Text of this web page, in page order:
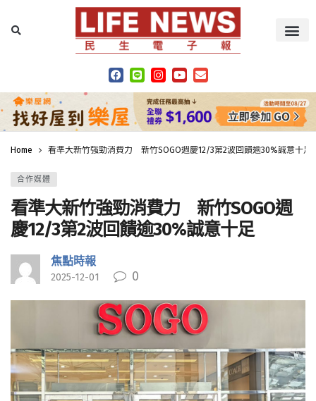
Home 看準大新竹強勁消費力 新竹SOGO週慶12/3第2波回饋逾30%誠意十足
合作媒體
看準大新竹強勁消費力 新竹SOGO週
慶12/3第2波回饋逾30%誠意十足
焦點時報
2025-12-01 0